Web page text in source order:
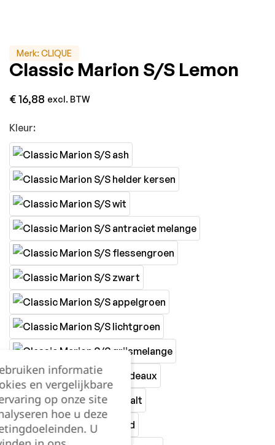
Merk: CLIQUE
Classic Marion S/S Lemon
€16,88 excl. BTW
Kleur:
informatie
en vergelijkbare
op onze site
hoe u deze
U